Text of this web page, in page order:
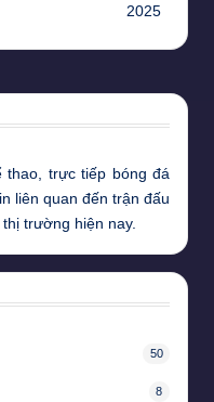
2025
thao, trực tiếp bóng đá
liên quan đến trận đấu
trường hiện nay.
50
8